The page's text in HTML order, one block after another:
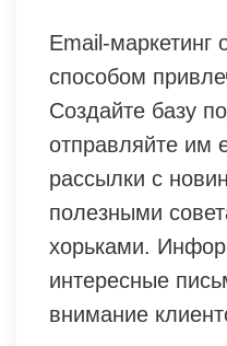
Email-маркетинг
способом
Создайте базу
отправляйте им
рассылки с
полезными
хорьками.
интересные
внимание